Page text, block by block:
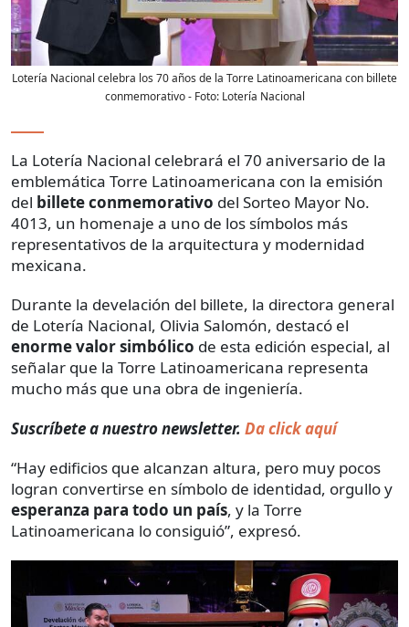
Lotería Nacional celebra los 70 años de la Torre Latinoamericana con billete
conmemorativo- Foto: Lotería Nacional
La Lotería Nacional celebrará el 70 aniversario de la
emblemática Torre Latinoamericana con la emisión
del billete conmemorativo del Sorteo Mayor No.
4013, un homenaje a uno de los símbolos más
representativos de la arquitectura y modernidad
mexicana.
Durante la develación del billete, la directora general
de Lotería Nacional, Olivia Salomón, destacó el
enorme valor simbólico de esta edición especial, al
señalar que la Torre Latinoamericana representa
mucho más que una obra de ingeniería.
Suscríbete a nuestro newsletter. Da click aquí
“Hay edificios que alcanzan altura, pero muy pocos
logran convertirse en símbolo de identidad, orgullo y
esperanza para todo un país, y la Torre
Latinoamericana lo consiguió”, expresó.